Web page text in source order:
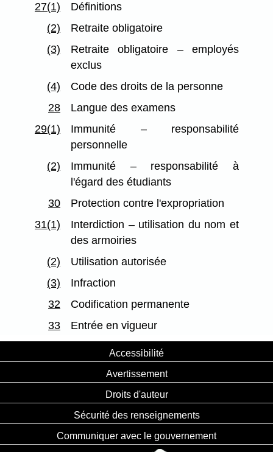
27(1)
Définitions
(2)
Retraite obligatoire
(3)
Retraite obligatoire – employés
exclus
(4)
Code des droits de la personne
28
Langue des examens
29(1)
Immunité – responsabilité
personnelle
(2)
Immunité – responsabilité à
l'égard des étudiants
30
Protection contre l'expropriation
31(1)
Interdiction – utilisation du nom et
des armoiries
(2)
Utilisation autorisée
(3)
Infraction
32
Codification permanente
33
Entrée en vigueur
Accessibilité
Avertissement
Droits d'auteur
Sécurité des renseignements
Communiquer avec le gouvernement